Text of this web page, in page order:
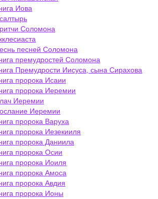
Иова
Соломона
песней Соломона
премудростей Соломона
Премудрости Иисуса, сына Сирахова
пророка Исаии
пророка Иеремии
Иеремии
Иеремии
пророка Варуха
пророка Иезекииля
пророка Даниила
пророка Осии
пророка Иоиля
пророка Амоса
пророка Авдия
пророка Ионы